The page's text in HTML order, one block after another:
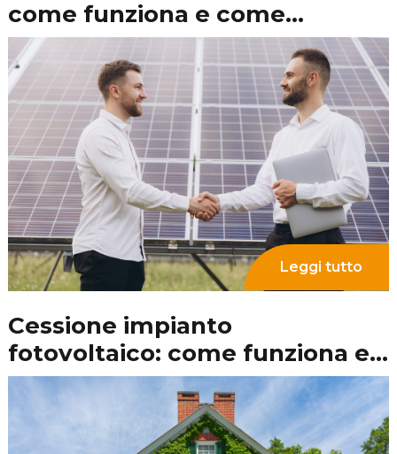
Contattaci per
maggiori informazioni
CONTATTACI
RLA SRL